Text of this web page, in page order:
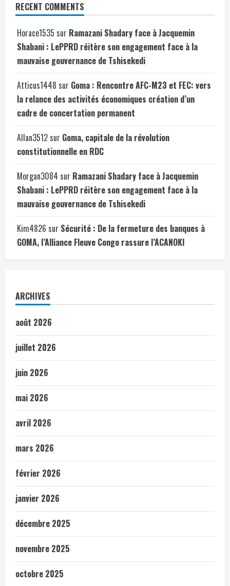
RECENT COMMENTS
Horace1535 sur Ramazani Shadary face à Jacquemin
Shabani : LePPRD réitère son engagement face à la
mauvaise gouvernance de Tshisekedi
Atticus1448 sur Goma : Rencontre AFC-M23 et FEC: vers
la relance des activités économiques création d’un
cadre de concertation permanent
Allan3512 sur Goma, capitale de la révolution
constitutionnelle en RDC
Morgan3084 sur Ramazani Shadary face à Jacquemin
Shabani : LePPRD réitère son engagement face à la
mauvaise gouvernance de Tshisekedi
Kim4826 sur Sécurité : De la fermeture des banques à
GOMA, l’Alliance Fleuve Congo rassure l’ACANOKI
ARCHIVES
août 2026
juillet 2026
juin 2026
mai 2026
avril 2026
mars 2026
février 2026
janvier 2026
décembre 2025
novembre 2025
octobre 2025